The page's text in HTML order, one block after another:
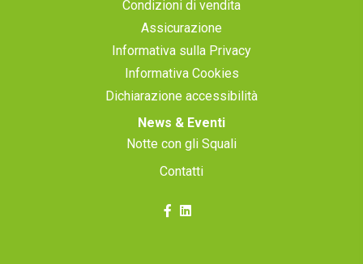
Condizioni di vendita
Assicurazione
Informativa sulla Privacy
Informativa Cookies
Dichiarazione accessibilità
News & Eventi
Notte con gli Squali
Contatti